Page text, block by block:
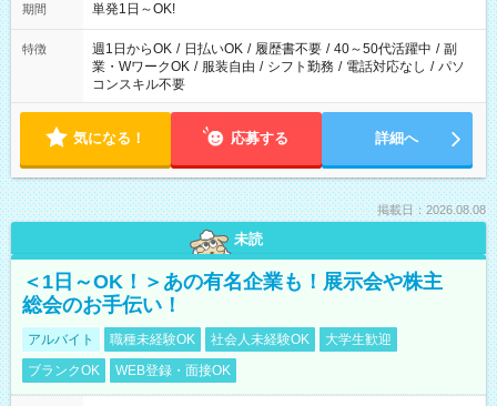
期間 単発1日～OK!
特徴 週1日からOK / 日払いOK / 履歴書不要 / 40～50代活躍中 / 副
業・WワークOK / 服装自由 / シフト勤務 / 電話対応なし / パソ
コンスキル不要
気になる！ 応募する 詳細へ
掲載日：2026.08.08
未読
＜1日～OK！＞あの有名企業も！展示会や株主
総会のお手伝い！
アルバイト 職種未経験OK 社会人未経験OK
大学生歓迎
ブランクOK
WEB登録・面接OK